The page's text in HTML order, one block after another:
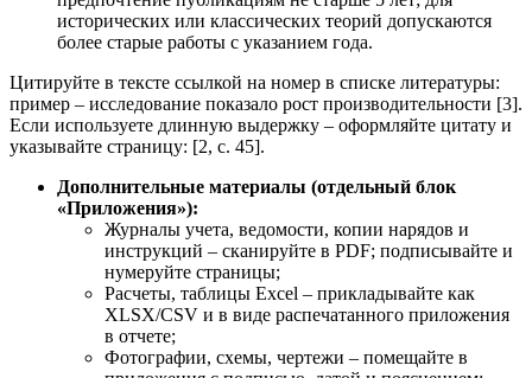
исторических или классических теорий допускаются
более старые работы с указанием года.
Цитируйте в тексте ссылкой на номер в списке литературы:
пример – исследование показало рост производительности [3].
Если используете длинную выдержку – оформляйте цитату и
указывайте страницу: [2, с. 45].
Дополнительные материалы (отдельный блок
«Приложения»):
Журналы учета, ведомости, копии нарядов и
инструкций – сканируйте в PDF; подписывайте и
нумеруйте страницы;
Расчеты, таблицы Excel – прикладывайте как
XLSX/CSV и в виде распечатанного приложения
в отчете;
Фотографии, схемы, чертежи – помещайте в